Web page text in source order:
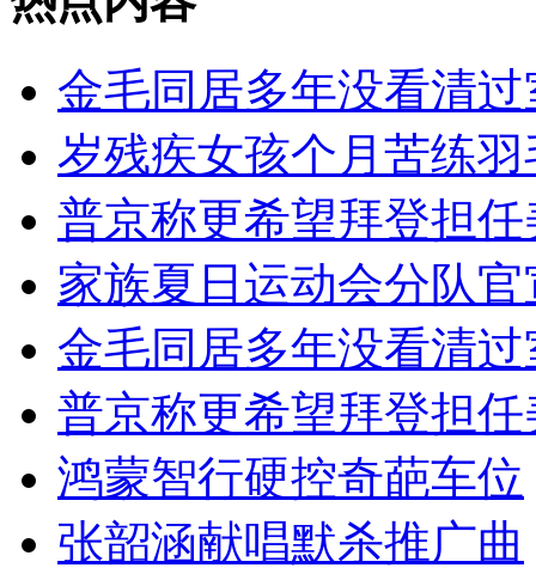
金毛同居多年没看清
岁残疾女孩个月苦练
普京称更希望拜登担
家族夏日运动会分队官
金毛同居多年没看清
普京称更希望拜登担
鸿蒙智行硬控奇葩车位
张韶涵献唱默杀推广曲